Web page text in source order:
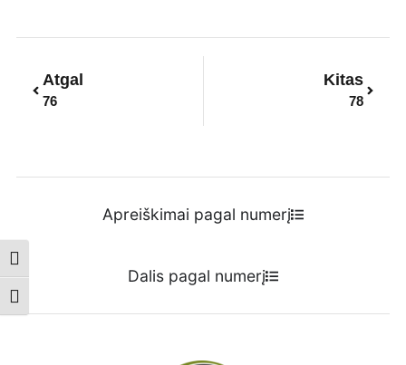
Toggle High Contrast
Toggle Font size
Atgal
76
Kitas
78
Apreiškimai pagal numerį
Dalis pagal numerį